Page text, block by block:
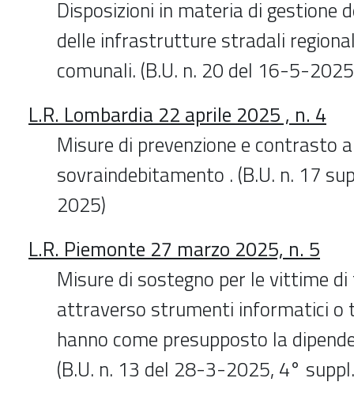
Disposizioni in materia di gestione
delle infrastrutture stradali
comunali. (B.U. n. 20 del 16-5-
L.R. Lombardia 22 aprile 2025 , n. 4
Misure di prevenzione e contrasto
sovraindebitamento . (B.U. n. 17
2025)
L.R. Piemonte 27 marzo 2025, n. 5
Misure di sostegno per le vittime
attraverso strumenti informatici o
hanno come presupposto la
(B.U. n. 13 del 28-3-2025, 4°